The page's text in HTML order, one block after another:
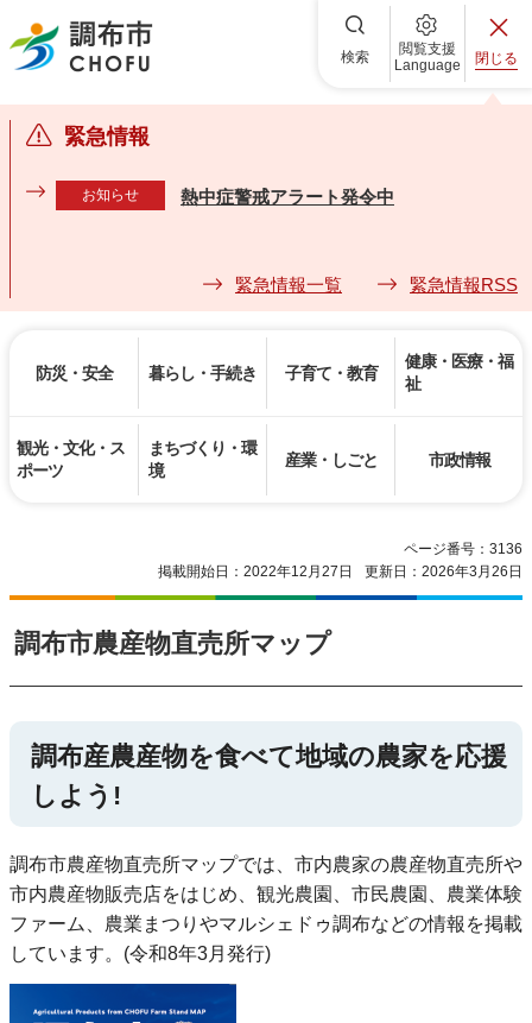
調布市 検索
閲覧支援
Language
閉じる
緊急情報
お知らせ 熱中症警戒アラート発令中
緊急情報一覧 緊急情報RSS
防災・安全 暮らし・手続き 子育て・教育
健康・医療・福
祉
観光・文化・ス
ポーツ
まちづくり・環
境
産業・しごと 市政情報
ページ番号：3136
掲載開始日：2022年12月27日
更新日：2026年3月26日
調布市農産物直売所マップ
調布産農産物を食べて地域の農家を応援
しよう!
調布市農産物直売所マップでは、市内農家の農産物直売所や
市内農産物販売店をはじめ、観光農園、市民農園、農業体験
ファーム、農業まつりやマルシェドゥ調布などの情報を掲載
しています。(令和8年3月発行)